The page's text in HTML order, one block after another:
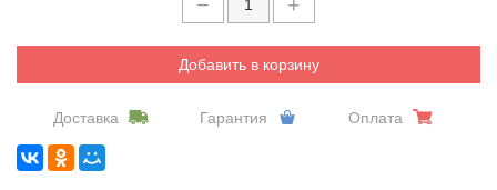
Добавить в корзину
Доставка Гарантия Оплата